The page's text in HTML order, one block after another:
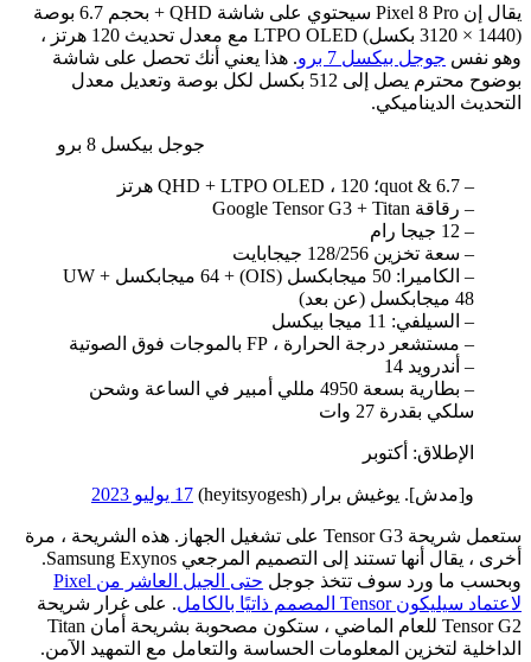
يقال إن Pixel 8 Pro سيحتوي على شاشة QHD + بحجم 6.7 بوصة
(1440 × 3120 بكسل) LTPO OLED مع معدل تحديث 120 هرتز ،
وهو نفس جوجل بيكسل 7 برو
. هذا يعني أنك تحصل على شاشة
بوضوح محترم يصل إلى 512 بكسل لكل بوصة وتعديل معدل
التحديث الديناميكي.
جوجل بيكسل 8 برو
– 6.7 & quot؛ QHD + LTPO OLED ، 120 هرتز
– رقاقة Google Tensor G3 + Titan
– 12 جيجا رام
– سعة تخزين 128/256 جيجابايت
– الكاميرا: 50 ميجابكسل (OIS) + 64 ميجابكسل UW +
48 ميجابكسل (عن بعد)
– السيلفي: 11 ميجا بيكسل
– مستشعر درجة الحرارة ، FP بالموجات فوق الصوتية
– أندرويد 14
– بطارية بسعة 4950 مللي أمبير في الساعة وشحن
سلكي بقدرة 27 وات
الإطلاق: أكتوبر
و[مدش]. يوغيش برار (heyitsyogesh) 17 يوليو 2023
ستعمل شريحة Tensor G3 على تشغيل الجهاز. هذه الشريحة ، مرة
أخرى ، يقال أنها تستند إلى التصميم المرجعي Samsung Exynos.
وبحسب ما ورد سوف تتخذ جوجل
حتى الجيل العاشر من Pixel
لاعتماد سيليكون Tensor المصمم ذاتيًا بالكامل
. على غرار شريحة
Tensor G2 للعام الماضي ، ستكون مصحوبة بشريحة أمان Titan
الداخلية لتخزين المعلومات الحساسة والتعامل مع التمهيد الآمن.